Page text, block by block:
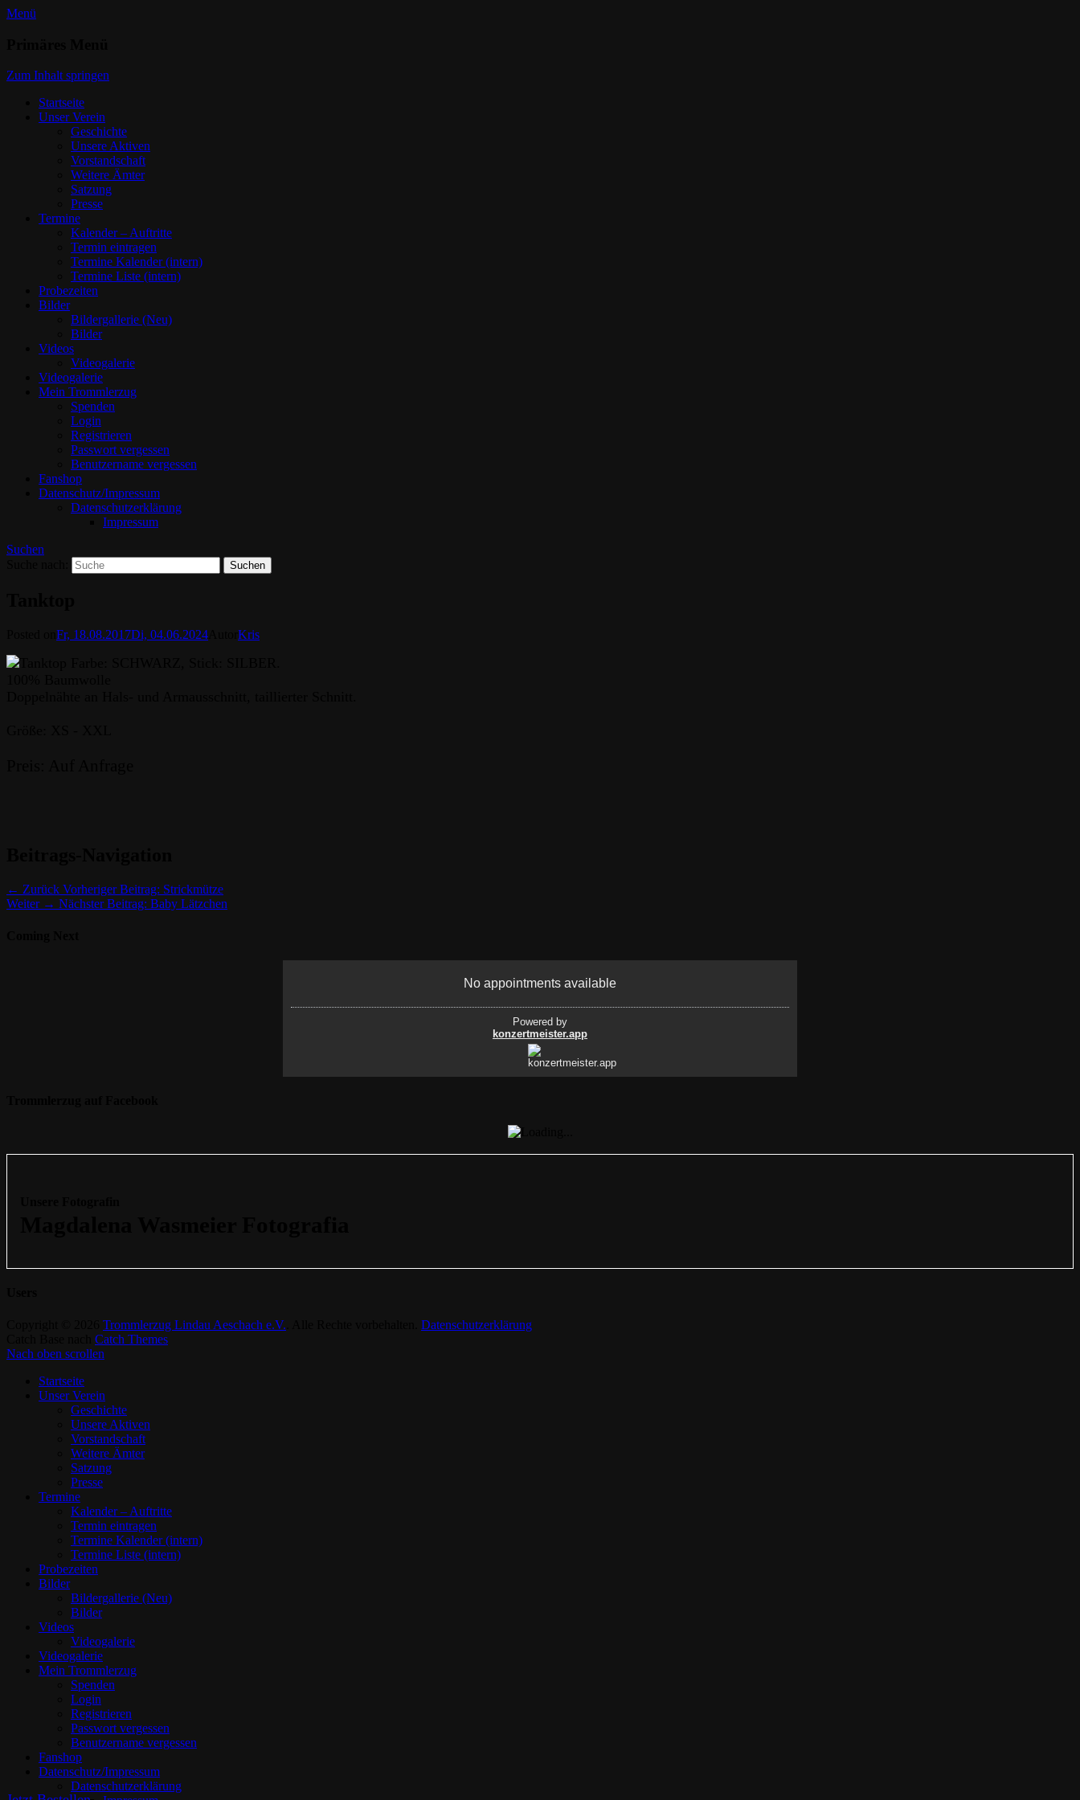
Menü
Zum Inhalt springen
Startseite
Unser Verein
Geschichte
Unsere Aktiven
Vorstandschaft
Weitere Ämter
Satzung
Presse
Termine
Kalender – Auftritte
Termin eintragen
Termine Kalender (intern)
Termine Liste (intern)
Probezeiten
Bilder
Bildergallerie (Neu)
Bilder
Videos
Videogalerie
Videogalerie
Mein Trommlerzug
Spenden
Login
Registrieren
Passwort vergessen
Benutzername vergessen
Fanshop
Datenschutz/Impressum
Datenschutzerklärung
Impressum
Suchen
Fr, 18.08.2017Di, 04.06.2024 Kris
← Zurück Vorheriger Beitrag: Strickmütze
Weiter → Nächster Beitrag: Baby Lätzchen
Trommlerzug Lindau Aeschach e.V.
Datenschutzerklärung
Catch Themes
Nach oben scrollen
Startseite
Unser Verein
Geschichte
Unsere Aktiven
Vorstandschaft
Weitere Ämter
Satzung
Presse
Termine
Kalender – Auftritte
Termin eintragen
Termine Kalender (intern)
Termine Liste (intern)
Probezeiten
Bilder
Bildergallerie (Neu)
Bilder
Videos
Videogalerie
Videogalerie
Mein Trommlerzug
Spenden
Login
Registrieren
Passwort vergessen
Benutzername vergessen
Fanshop
Datenschutz/Impressum
Datenschutzerklärung